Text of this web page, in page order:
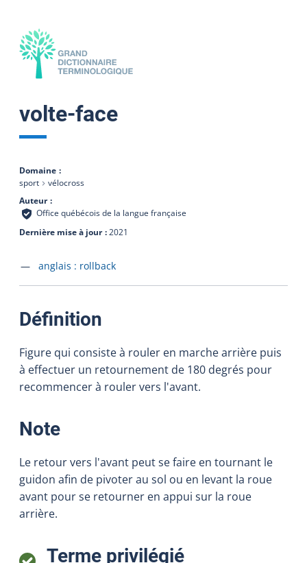
volte-face
Domaine
sport
vélocross
Auteur
Office québécois de la langue française
Dernière mise à jour 2021
Accéder à la fiche en
anglais : rollback
Définition
Figure qui consiste à rouler en marche arrière puis
à effectuer un retournement de 180 degrés pour
recommencer à rouler vers l'avant.
Note:
Le retour vers l'avant peut se faire en tournant le
guidon afin de pivoter au sol ou en levant la roue
avant pour se retourner en appui sur la roue
arrière.
Terme privilégié: